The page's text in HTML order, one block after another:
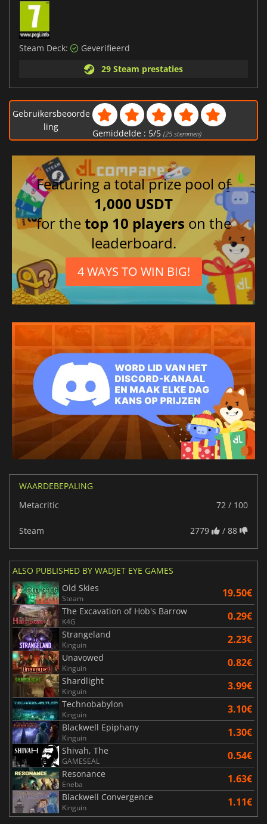
Steam Deck:
Geverifieerd
29 Steam prestaties
Gebruikersbeoorde
ling
Gemiddelde : 5/5 (25stemmen)
Featuring a total prize pool of
1,000 USDT
for thetop 10 players on the
leaderboard.
4 WAYS TO WIN BIG!
WAARDEBEPALING
Metacritic
72 / 100
Steam 2779 / 88
ALSO PUBLISHED BY WADJET EYE GAMES
Old Skies
Steam 19.50€
The Excavation of Hob's Barrow
K4G 0.29€
Strangeland
Kinguin 2.23€
Unavowed
Kinguin 0.82€
Shardlight
Kinguin 3.99€
Technobabylon
Kinguin 3.10€
Blackwell Epiphany
Kinguin 1.30€
Shivah, The
GAMESEAL 0.54€
Resonance
Eneba 1.63€
Blackwell Convergence
Kinguin 1.11€